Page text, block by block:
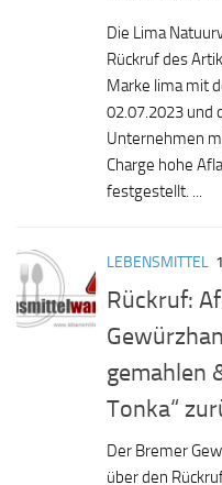
Die Lima
Rückruf des
Marke lima mit
02.07.2023 und
Unternehmen
Charge hohe
festgestellt. ...
LEBENSMITTEL
Rückruf:
gemahlen
Tonka“
Der Bremer
über den